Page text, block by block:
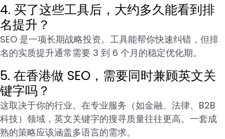
4. 买了这些工具后，大约多久能看到排
名提升？
SEO 是一项长期战略投资。工具能帮你快速纠错，但排
名的实质提升通常需要 3 到 6 个月的稳定优化期。
5. 在香港做 SEO，需要同时兼顾英文关
键字吗？
这取决于你的行业。在专业服务（如金融、法律、B2B
科技）领域，英文关键字的搜寻质量往往更高。一套成
熟的策略应该涵盖多语言的需求。